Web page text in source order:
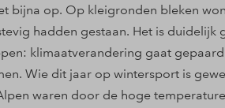
bijna op. Op kleigronden bleken
hadden gestaan. Het is
klimaatverandering gaat
Wie dit jaar op wintersport is
waren door de hoge